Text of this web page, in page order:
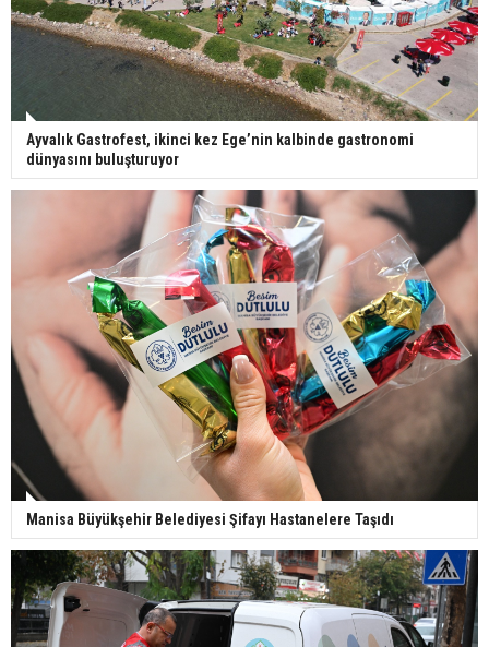
Ayvalık Gastrofest, ikinci kez Ege’nin kalbinde gastronomi
dünyasını buluşturuyor
Manisa Büyükşehir Belediyesi Şifayı Hastanelere Taşıdı